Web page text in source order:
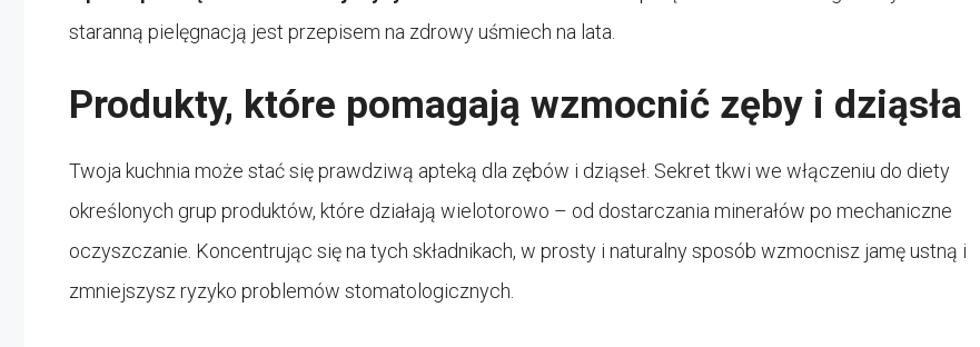
staranną pielęgnacją jest przepisem na zdrowy uśmiech na lata.
Produkty, które pomagają wzmocnić zęby i dziąsła
Twoja kuchnia może stać się prawdziwą apteką dla zębów i dziąseł. Sekret tkwi we włączeniu do diety
określonych grup produktów, które działają wielotorowo – od dostarczania minerałów po mechaniczne
oczyszczanie. Koncentrując się na tych składnikach, w prosty i naturalny sposób wzmocnisz jamę ustną i
zmniejszysz ryzyko problemów stomatologicznych.